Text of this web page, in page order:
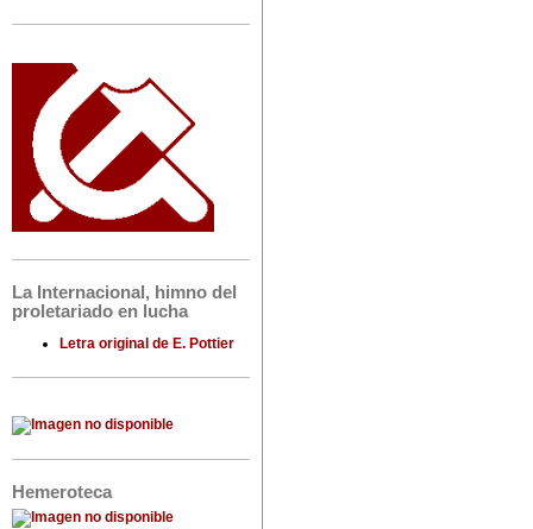
La Internacional, himno del
proletariado en lucha
Letra original de E. Pottier
Hemeroteca